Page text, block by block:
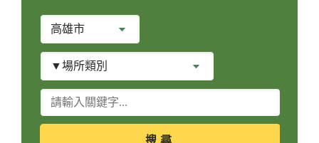
縣
別
場
類
別
關
鍵
字